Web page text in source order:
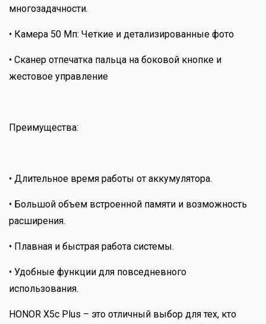
многозадачности.
• Камера 50 Мп: Четкие и детализированные фото
• Сканер отпечатка пальца на боковой кнопке и
жестовое управление
Преимущества:
• Длительное время работы от аккумулятора.
• Большой объем встроенной памяти и возможность
расширения.
• Плавная и быстрая работа системы.
• Удобные функции для повседневного
использования.
HONOR X5c Plus – это отличный выбор для тех, кто